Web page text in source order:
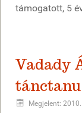
támogatott, 5
Vadady
Megjelent: